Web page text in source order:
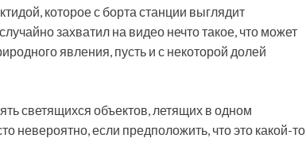
которое с борта станции выглядит
захватил на видео нечто такое, что может
явления, пусть и с некоторой долей
светящихся объектов, летящих в одном
невероятно, если предположить, что это какой-то